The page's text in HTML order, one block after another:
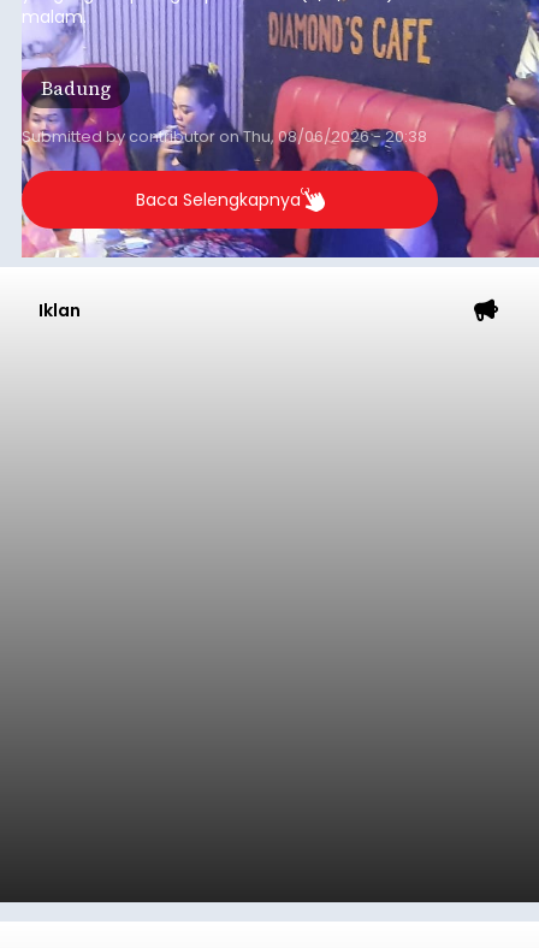
malam.
Badung
Submitted bycontributoronThu, 08/06/2026 - 20:38
Baca Selengkapnya
Iklan